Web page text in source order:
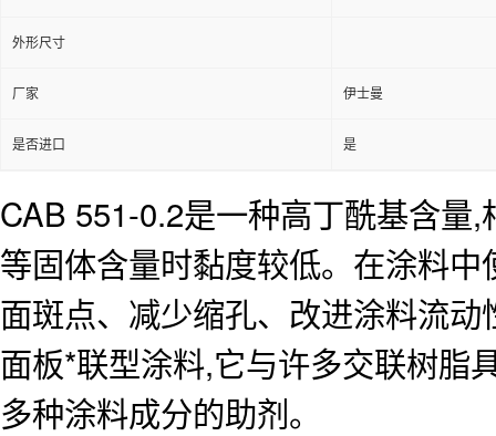
外形尺寸
厂家 伊士曼
是否进口 是
CAB 551-0.2是一种高丁酰基含量
等固体含量时黏度较低。在涂料
面斑点、减少缩孔、改进涂料流
面板*联型涂料,它与许多交联树脂
多种涂料成分的助剂。